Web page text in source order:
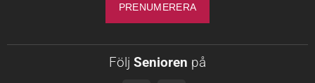
Följ Senioren på